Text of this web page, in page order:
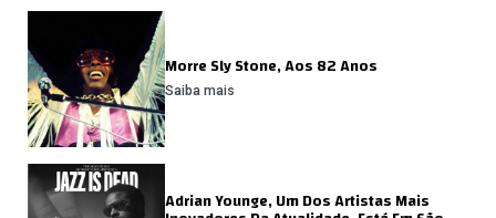
Morre Sly Stone, Aos 82 Anos
Saiba mais
Adrian Younge, Um Dos Artistas Mais